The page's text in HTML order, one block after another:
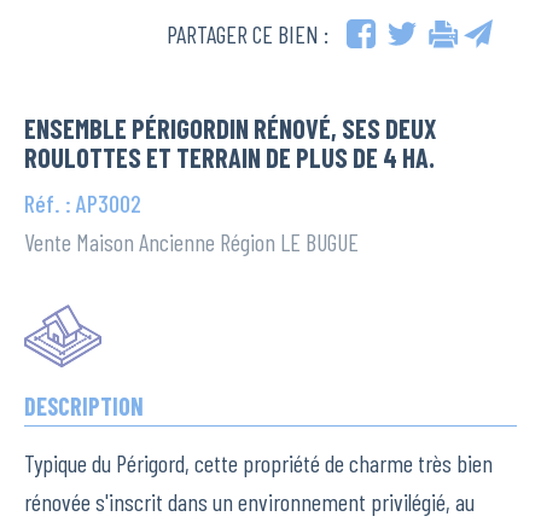
PARTAGER CE BIEN :
ENSEMBLE PÉRIGORDIN RÉNOVÉ, SES DEUX
ROULOTTES ET TERRAIN DE PLUS DE 4 HA.
Réf. : AP3002
Vente Maison Ancienne Région LE BUGUE
DESCRIPTION
Typique du Périgord, cette propriété de charme très bien
rénovée s'inscrit dans un environnement privilégié, au